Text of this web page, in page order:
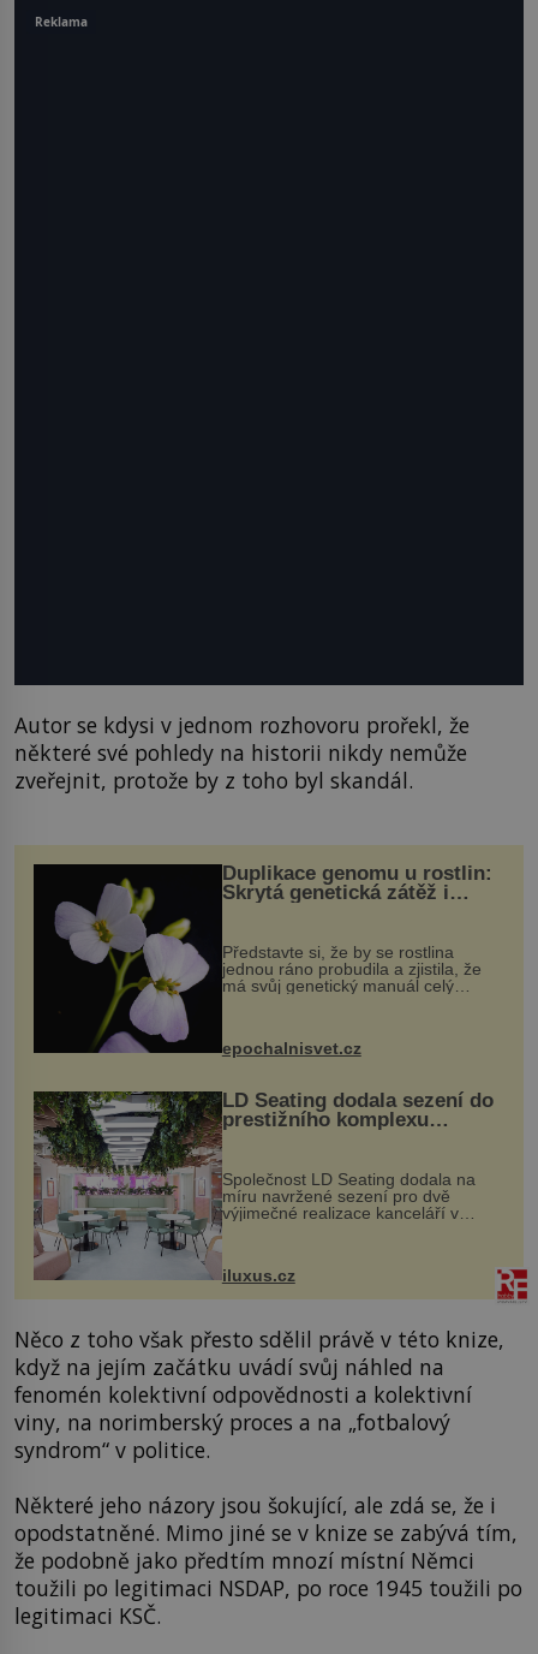
Autor se kdysi v jednom rozhovoru prořekl, že
některé své pohledy na historii nikdy nemůže
zveřejnit, protože by z toho byl skandál.
Duplikace genomu u rostlin:
Skrytá genetická zátěž i
Představte si, že by se rostlina
jednou ráno probudila a zjistila, že
má svůj genetický manuál celý
vstupenka...
epochalnisvet.cz
LD Seating dodala sezení do
prestižního komplexu
MediaCityUK v Salfordu
Společnost LD Seating dodala na
míru navržené sezení pro dvě
výjimečné realizace kanceláří v
areálu MediaCityUK v anglickém
budov Media...
iluxus.cz
Něco z toho však přesto sdělil právě v této knize,
když na jejím začátku uvádí svůj náhled na
fenomén kolektivní odpovědnosti a kolektivní
viny, na norimberský proces a na „fotbalový
syndrom“ v politice.
Některé jeho názory jsou šokující, ale zdá se, že i
opodstatněné. Mimo jiné se v knize se zabývá tím,
že podobně jako předtím mnozí místní Němci
toužili po legitimaci NSDAP, po roce 1945 toužili po
legitimaci KSČ.
Reklama